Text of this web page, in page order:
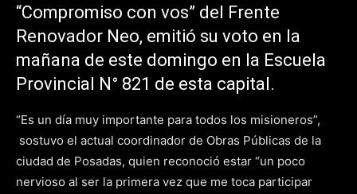
“Compromiso con vos” del Frente
Renovador Neo, emitió su voto en la
mañana de este domingo en la Escuela
Provincial N° 821 de esta capital.
“Es un día muy importante para todos los misioneros”,
sostuvo el actual coordinador de Obras Públicas de la
ciudad de Posadas, quien reconoció estar “un poco
nervioso al ser la primera vez que me toca participar